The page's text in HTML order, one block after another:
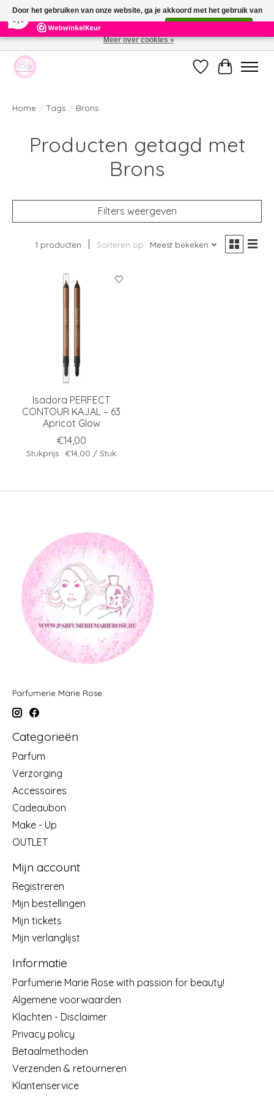
391 Reviews ×
Welkom bij de nieuwe webshop van Parfumerie Marie Rose
Verlanglijst
Home / Tags / Brons
Producten getagd met
Brons
Filters weergeven
1 producten Sorteren op Meest bekeken
Isadora PERFECT
CONTOUR KAJAL – 63
Apricot Glow
€14,00
Stukprijs : €14,00 / Stuk
Parfumerie Marie Rose
Categorieën
Parfum
Verzorging
Accessoires
Cadeaubon
Make - Up
OUTLET
Mijn account
Registreren
Mijn bestellingen
Mijn tickets
Mijn verlanglijst
Informatie
Parfumerie Marie Rose with passion for beauty!
Algemene voorwaarden
Klachten - Disclaimer
Privacy policy
Betaalmethoden
Verzenden & retourneren
Klantenservice
Door het gebruiken van onze website, ga je akkoord met het gebruik van
cookies om onze website te verbeteren.
Meer over cookies »